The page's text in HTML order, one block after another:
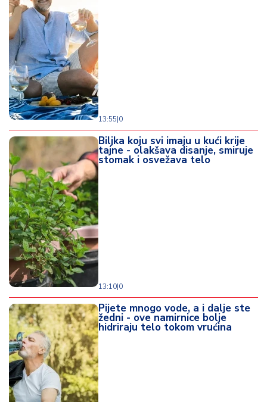
13:55|0
Biljka koju svi imaju u kući krije
tajne - olakšava disanje, smiruje
stomak i osvežava telo
13:10|0
Pijete mnogo vode, a i dalje ste
žedni - ove namirnice bolje
hidriraju telo tokom vrućina